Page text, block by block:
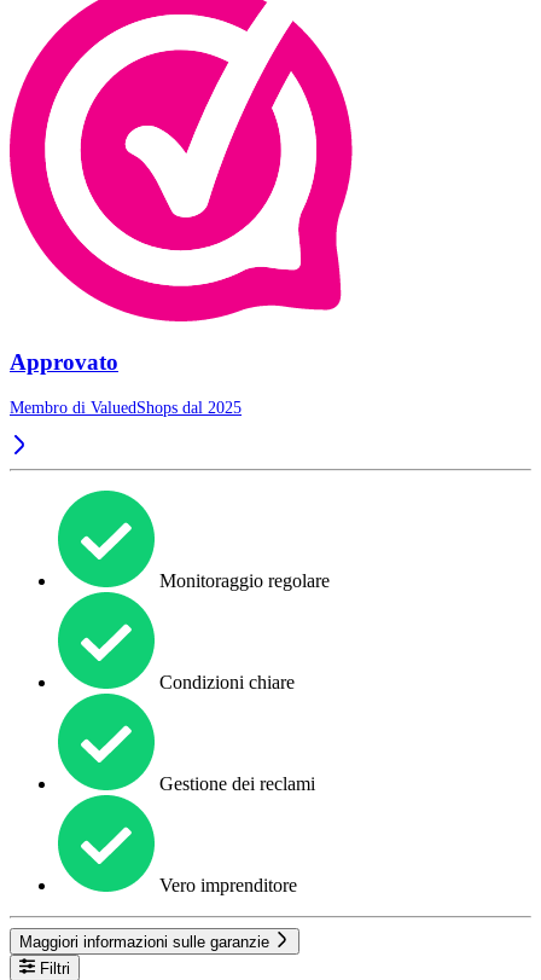
Approvato
Membro di ValuedShops dal 2025
Monitoraggio regolare
Condizioni chiare
Gestione dei reclami
Vero imprenditore
Maggiori informazioni sulle garanzie
Filtri